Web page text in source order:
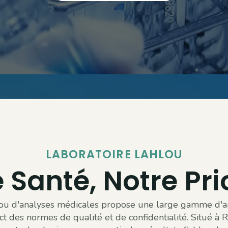
LABORATOIRE LAHLOU
Santé, Notre
d'analyses médicales propose une large gamme
des normes de qualité et de confidentialité. Situé à